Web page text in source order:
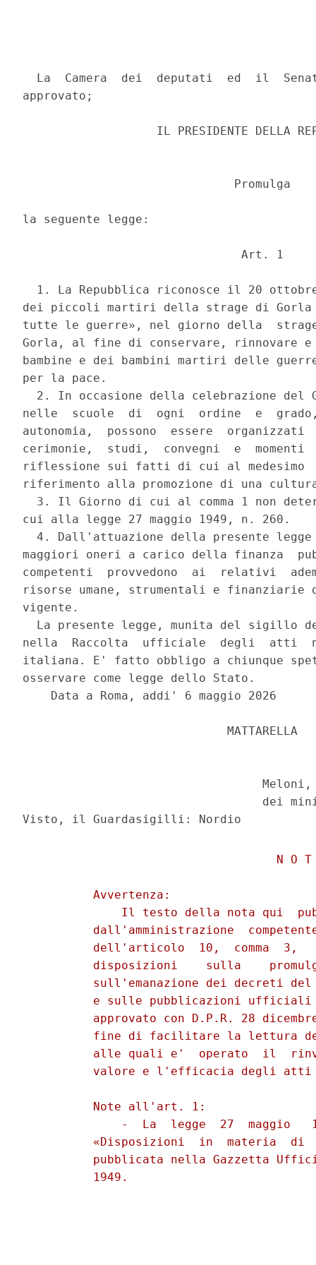
La  Camera  dei  deputati  ed  il
approvato;
IL PRESIDENTE DELLA
                              Promulga
la seguente legge:
                               Art. 1
1. La Repubblica riconosce il 20
dei piccoli martiri della strage di
tutte le guerre», nel giorno della
Gorla, al fine di conservare, rinnovare e
bambine e dei bambini martiri delle
per la pace.
2. In occasione della celebrazione del
nelle  scuole  di  ogni  ordine  e
autonomia,  possono  essere
cerimonie,  studi,  convegni  e
riflessione sui fatti di cui al medesimo
riferimento alla promozione di una
3. Il Giorno di cui al comma 1 non
cui alla legge 27 maggio 1949, n. 260.
4. Dall'attuazione della presente
maggiori oneri a carico della finanza
competenti  provvedono  ai  relativi
risorse umane, strumentali e
vigente.
La presente legge, munita del sigillo
nella  Raccolta  ufficiale  degli  atti
italiana. E' fatto obbligo a chiunque
osservare come legge dello Stato.
    Data a Roma, addi' 6 maggio 2026
                             MATTARELLA
dei
N O
          Avvertenza:
Il testo della nota qui
dall'amministrazione
dell'articolo  10,  comma  3,
disposizioni    sulla
sull'emanazione dei decreti
e sulle pubblicazioni
approvato con D.P.R. 28
fine di facilitare la lettura
alle quali e'  operato  il
valore e l'efficacia degli
          Note all'art. 1:
-  La  legge  27  maggio
«Disposizioni  in  materia  di
pubblicata nella Gazzetta